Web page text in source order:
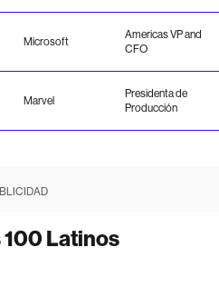
Microsoft
Americas VP and
CFO
Marvel
Presidenta de
Producción
100 Latinos